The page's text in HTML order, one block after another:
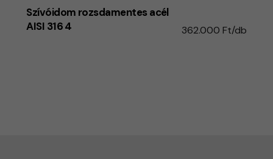
Szívóidom rozsdamentes acél
AISI 316 4
362.000 Ft/db